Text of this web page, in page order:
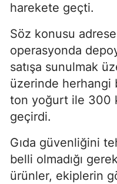
harekete geçti.
Söz konusu
operasyonda
satışa sunulmak
üzerinde herhangi
ton yoğurt ile 300
geçirdi.
Gıda güvenliğini
belli olmadığı
ürünler, ekiplerin